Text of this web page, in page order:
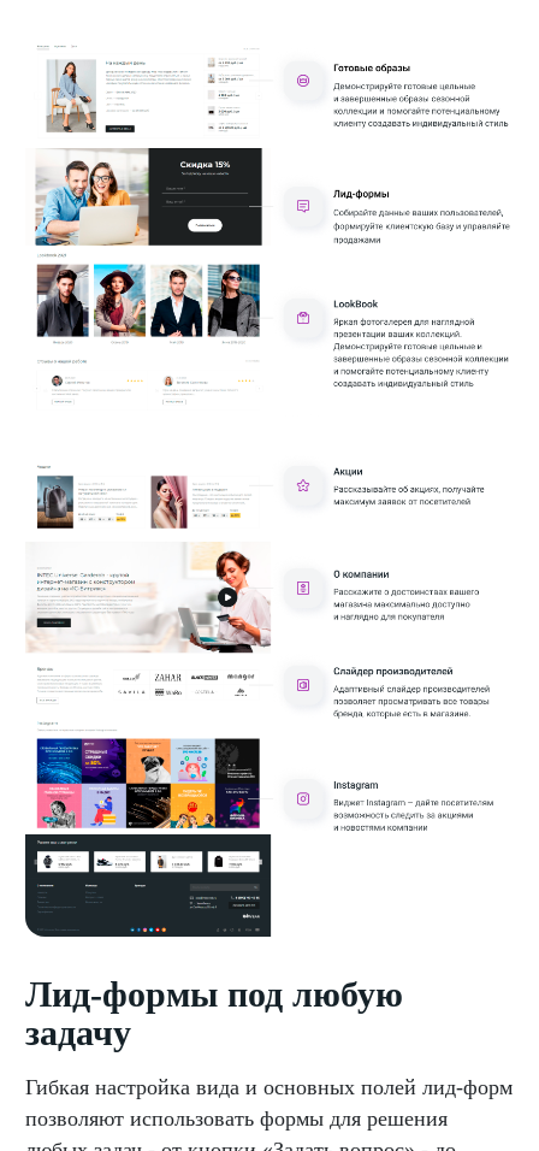
Лид-формы под любую
задачу
Гибкая настройка вида и основных полей лид-форм
позволяют использовать формы для решения